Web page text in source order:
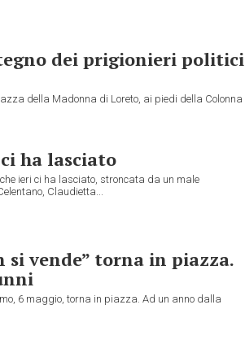
dei prigionieri politici
della Madonna di Loreto, ai piedi della Colonna
ha lasciato
ieri ci ha lasciato, stroncata da un male
Claudietta...
si vende” torna in piazza.
6 maggio, torna in piazza. Ad un anno dalla